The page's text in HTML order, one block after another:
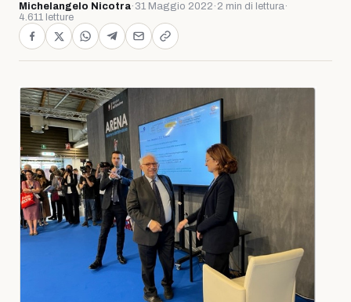
Michelangelo Nicotra· 31 Maggio 2022 · 2 min di lettura·
4.611 letture